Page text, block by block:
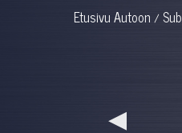
EtusivuAutoon /
◀